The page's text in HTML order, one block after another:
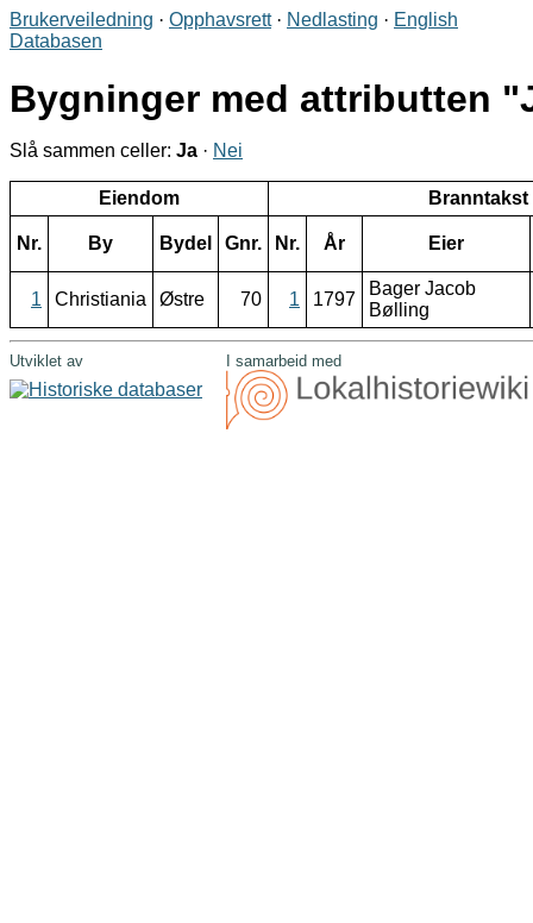
Brukerveiledning · Opphavsrett· Nedlasting · English
Databasen
Bygninger med attributten
Slå sammen celler: Ja · Nei
Eiendom Branntakst
Nr. By Bydel Gnr. Nr. År Eier
1 Christiania Østre 70 1 1797
Bager Jacob
Bølling
Utviklet av I samarbeid med